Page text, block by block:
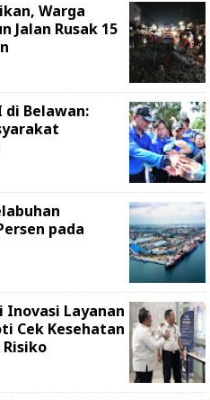
Warga
Jalan Rusak 15
di Belawan:
pada
Inovasi Layanan
Cek Kesehatan